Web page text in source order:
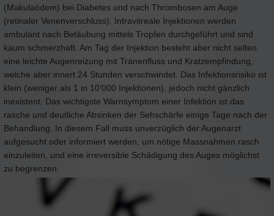
(Makulaödem) bei Diabetes und nach Thrombosen am Auge
(retinaler Venenverschluss). Intravitreale Injektionen werden
ambulant nach Betäubung mittels Tropfen durchgeführt und sind
kaum schmerzhaft. Am Tag der Injektion besteht aber nicht selten
eine leichte Augenreizung mit Tränenfluss und Kratzempfindung,
welche aber innert 24 Stunden verschwindet. Das Infektionsrisiko ist
klein (weniger als 1 in 10‘000 Injektionen), jedoch nicht gänzlich
inexistent. Das wichtigste Warnsymptom einer Infektion ist das
rasche und deutliche Absinken der Sehschärfe einige Tage nach der
Behandlung. In diesem Fall muss unverzüglich der Augenarzt
aufgesucht oder informiert werden, um nötige Massnahmen rasch
einzuleiten, und eine irreversible Schädigung des Auges möglichst
zu begrenzen.